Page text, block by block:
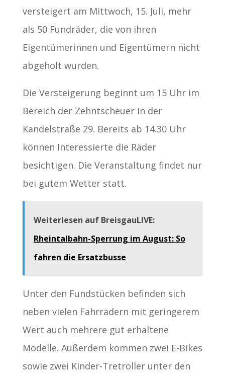
versteigert am Mittwoch, 15. Juli, mehr
als 50 Fundräder, die von ihren
Eigentümerinnen und Eigentümern nicht
abgeholt wurden.
Die Versteigerung beginnt um 15 Uhr im
Bereich der Zehntscheuer in der
Kandelstraße 29. Bereits ab 14.30 Uhr
können Interessierte die Räder
besichtigen. Die Veranstaltung findet nur
bei gutem Wetter statt.
Weiterlesen auf BreisgauLIVE:
Rheintalbahn-Sperrung im August: So
fahren die Ersatzbusse
Unter den Fundstücken befinden sich
neben vielen Fahrrädern mit geringerem
Wert auch mehrere gut erhaltene
Modelle. Außerdem kommen zwei E-Bikes
sowie zwei Kinder-Tretroller unter den